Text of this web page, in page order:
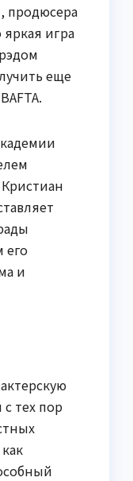
продюсера
игра
еще
его
и
с тех пор